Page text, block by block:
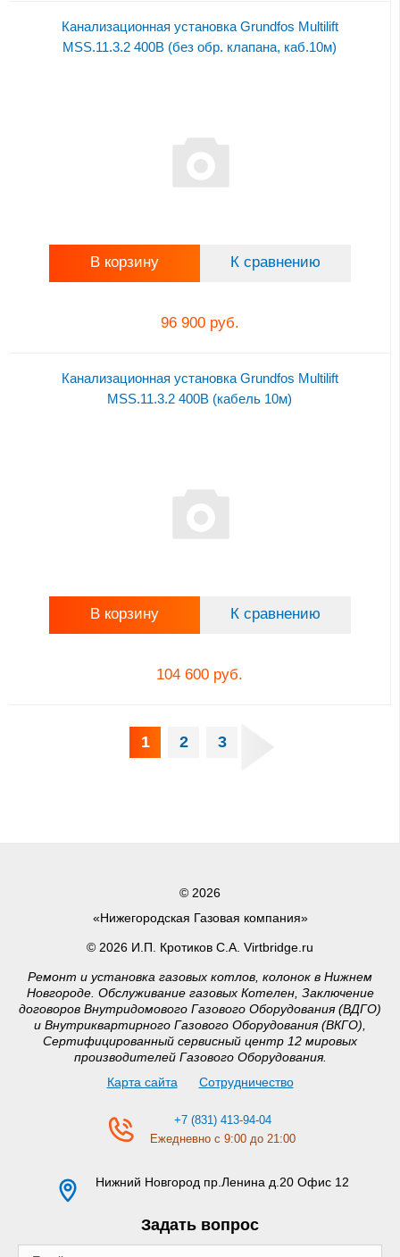
Канализационная установка Grundfos Multilift
MSS.11.3.2 400В (без обр. клапана, каб.10м)
В корзину К сравнению
96 900 руб.
Канализационная установка Grundfos Multilift
MSS.11.3.2 400В (кабель 10м)
В корзину К сравнению
104 600 руб.
1 2 3
© 2026
«Нижегородская Газовая компания»
© 2026 И.П. Кротиков С.А. Virtbridge.ru
Ремонт и установка газовых котлов, колонок в Нижнем
Новгороде. Обслуживание газовых Котелен, Заключение
договоров Внутридомового Газового Оборудования (ВДГО)
и Внутриквартирного Газового Оборудования (ВКГО),
Сертифицированный сервисный центр 12 мировых
производителей Газового Оборудования.
Карта сайта
Сотрудничество
+7 (831) 413-94-04
Ежедневно с 9:00 до 21:00
Нижний Новгород пр.Ленина д.20 Офис 12
Задать вопрос